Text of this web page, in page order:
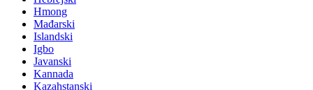
Hmong
Mađarski
Islandski
Igbo
Javanski
Kannada
Kazahstanski